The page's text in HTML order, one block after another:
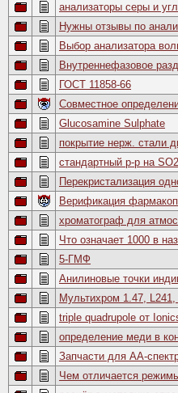
анализаторы серы и
Нужны отзывы по
Выбор анализатора
Внутреннефазовое
ГОСТ 11858-66
Совместное
Glucosamine Sulphate
покрытие нерж. стали
стандартный р-р на
Перекристализация
Верификация
хроматограф для
Что означает 1000 в
5-ГМФ
Анилиновые точки
Мультихром 1.47, L241,
triple quadrupole от
определение меди в
Запчасти для АА-
Чем отличается